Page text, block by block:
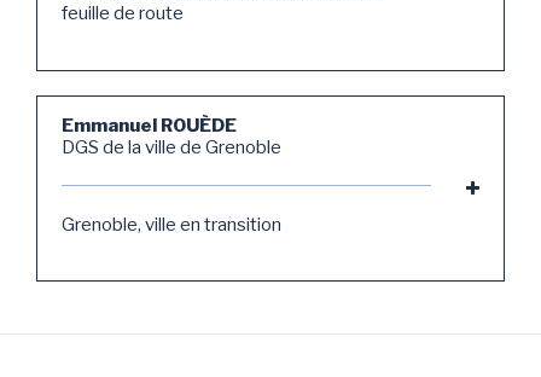
feuille de route
Emmanuel ROUÈDE
DGS de la ville de Grenoble
Grenoble, ville en transition